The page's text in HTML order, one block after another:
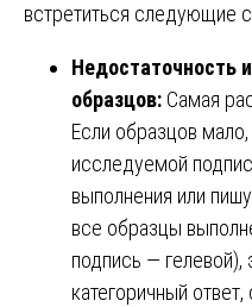
встретиться следующие
Недостаточность
образцов: Самая
Если образцов
исследуемой
выполнения или
все образцы
подпись —
категоричный